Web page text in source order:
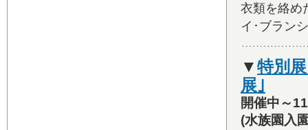
衣類を絡め
イ･ブラン
▼特別
展｣
開催中～
(水族園入